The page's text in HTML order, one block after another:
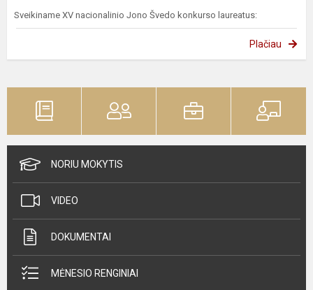
Sveikiname XV nacionalinio Jono Švedo konkurso laureatus:
Plačiau
NORIU MOKYTIS
VIDEO
DOKUMENTAI
MĖNESIO RENGINIAI